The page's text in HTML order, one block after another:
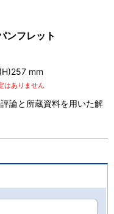
ンフレット
mm
はありません
論と所蔵資料を用いた解